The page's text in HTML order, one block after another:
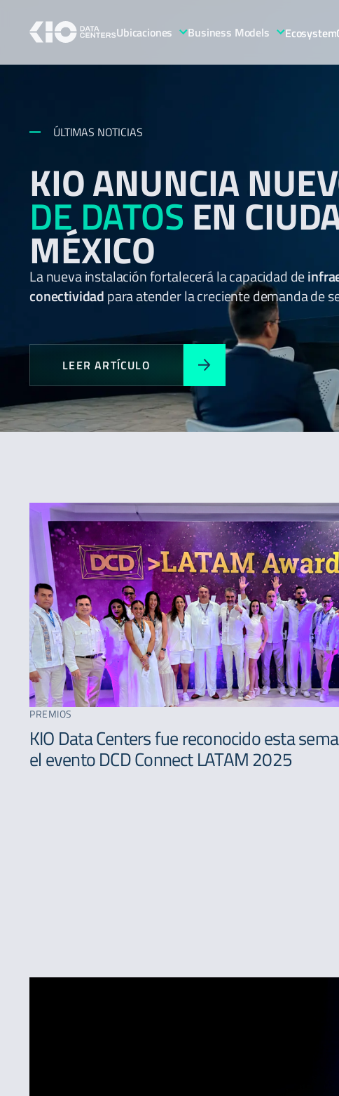
Ubicaciones Business Models Ecosystem
ÚLTIMAS NOTICIAS
KIO ANUNCIA
DE DATOS EN
MÉXICO
La nueva instalación fortalecerá la capacidad de
conectividadpara atender la creciente demanda de
LEER ARTÍCULO
TodosExpansiónNovedadesPremios
PREMIOS
KIO Data Centers fue reconocido esta
el evento DCD Connect LATAM 2025